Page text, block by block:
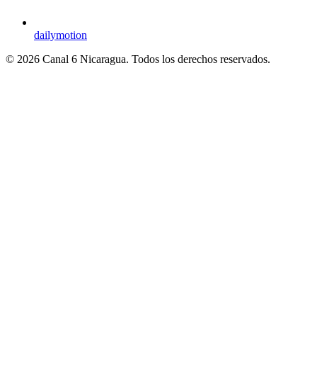
dailymotion
© 2026 Canal 6 Nicaragua. Todos los derechos reservados.